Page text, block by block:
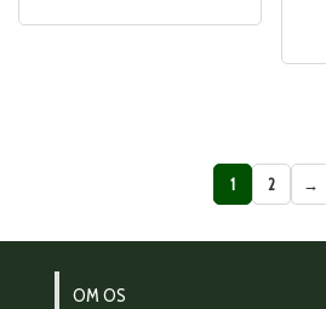
1 2 →
OM OS